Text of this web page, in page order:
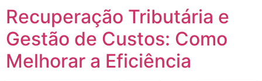
Recuperação Tributária e
Gestão de Custos: Como
Melhorar a Eficiência